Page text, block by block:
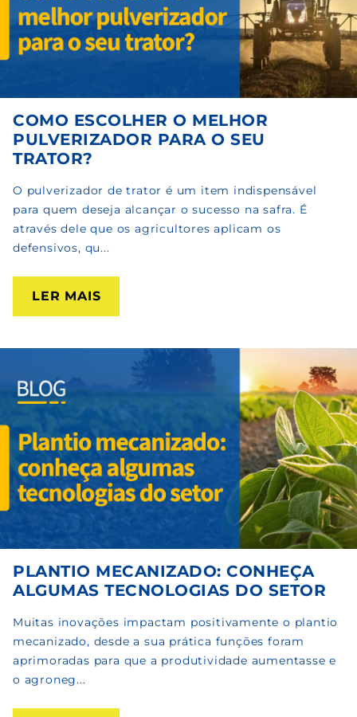
COMO ESCOLHER O MELHOR
PULVERIZADOR PARA O SEU
TRATOR?
O pulverizador de trator é um item indispensável
para quem deseja alcançar o sucesso na safra. É
através dele que os agricultores aplicam os
defensivos, qu...
LER MAIS
PLANTIO MECANIZADO: CONHEÇA
ALGUMAS TECNOLOGIAS DO SETOR
Muitas inovações impactam positivamente o plantio
mecanizado, desde a sua prática funções foram
aprimoradas para que a produtividade aumentasse e
o agroneg...